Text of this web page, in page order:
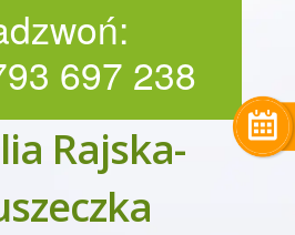
697 238
Rajska-